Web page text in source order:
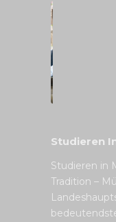
Studieren
Studieren in
Tradition –